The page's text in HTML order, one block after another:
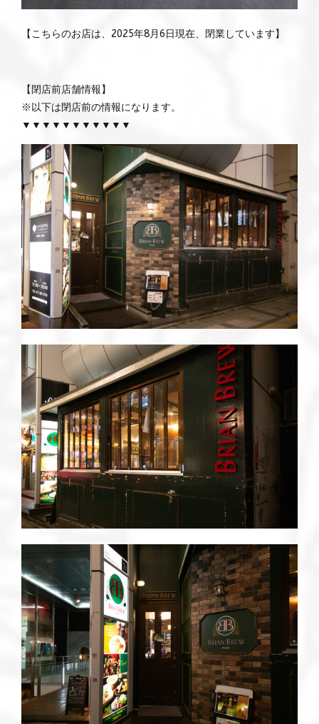
【こちらのお店は、2025年8月6日現在、閉業しています】
【閉店前店舗情報】
※以下は閉店前の情報になります。
▼▼▼▼▼▼▼▼▼▼▼